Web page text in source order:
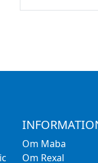
Om Maba
Om Rexal